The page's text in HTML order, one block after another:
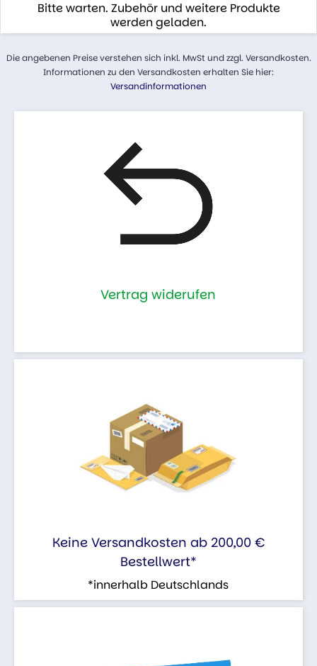
Bitte warten. Zubehör und weitere Produkte
werden geladen.
Die angebenen Preise verstehen sich inkl. MwSt und zzgl. Versandkosten.
Informationen zu den Versandkosten erhalten Sie hier:
Versandinformationen
Vertrag widerufen
Keine Versandkosten ab 200,00 €
Bestellwert*
*innerhalb Deutschlands